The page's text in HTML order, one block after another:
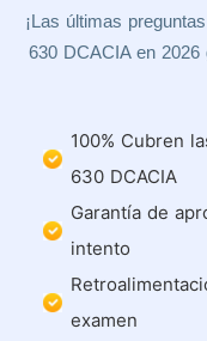
¡Las últimas
630 DCACIA en 2026
100% Cubren
630 DCACIA
Garantía de
intento
examen